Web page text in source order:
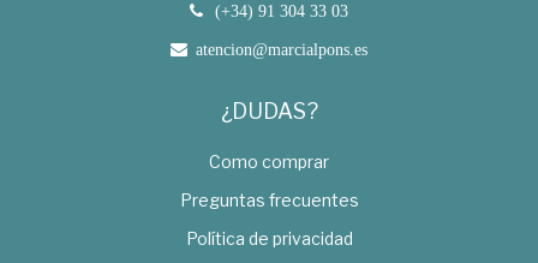
(+34) 91 304 33 03
atencion@marcialpons.es
¿DUDAS?
Como comprar
Preguntas frecuentes
Política de privacidad